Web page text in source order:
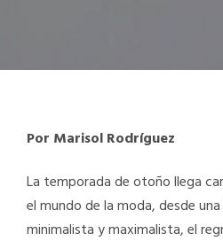
Por Marisol Rodríguez
La temporada de otoño llega
el mundo de la moda, desde
minimalista y maximalista, el